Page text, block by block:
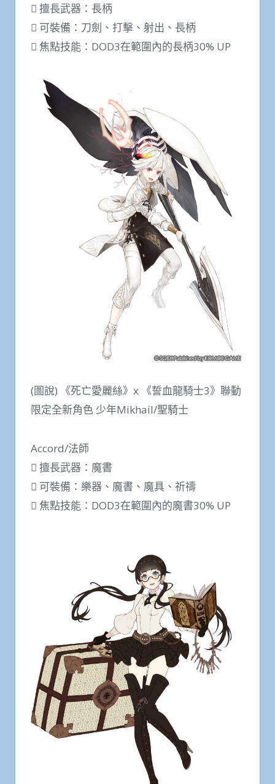
 擅長武器：長柄
 可裝備：刀劍、打擊、射出、長柄
 焦點技能：DOD3在範圍內的長柄30% UP
(圖說) 《死亡愛麗絲》x 《誓血龍騎士3》聯動
限定全新角色 少年Mikhail/聖騎士
Accord/法師
 擅長武器：魔書
 可裝備：樂器、魔書、魔具、祈禱
 焦點技能：DOD3在範圍內的魔書30% UP